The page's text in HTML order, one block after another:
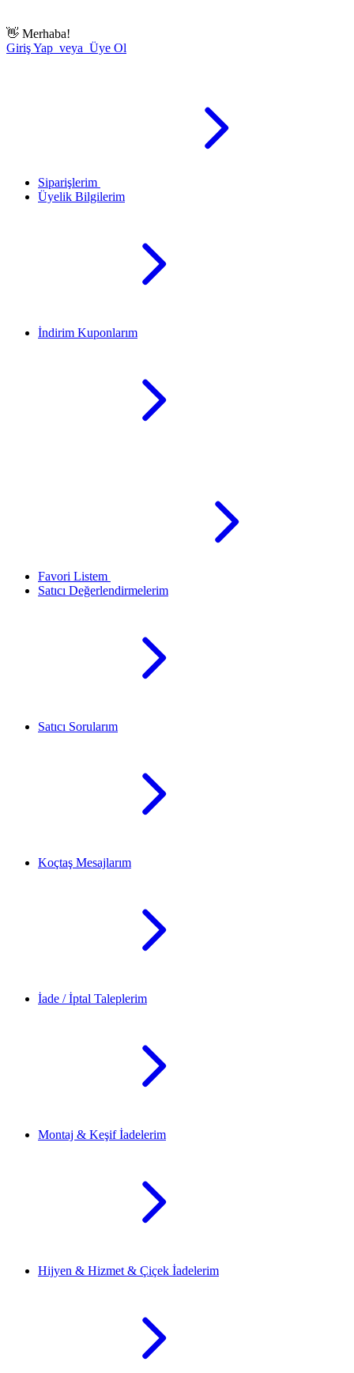
👋 Merhaba!
Giriş Yap veya Üye Ol
Siparişlerim
Üyelik Bilgilerim
İndirim Kuponlarım
Favori Listem
Satıcı Değerlendirmelerim
Satıcı Sorularım
Koçtaş Mesajlarım
İade / İptal Taleplerim
Montaj & Keşif İadelerim
Hijyen & Hizmet & Çiçek İadelerim